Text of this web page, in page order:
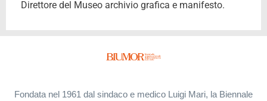
Direttore del Museo archivio grafica e manifesto.
Fondata nel 1961 dal sindaco e medico Luigi Mari, la Biennale